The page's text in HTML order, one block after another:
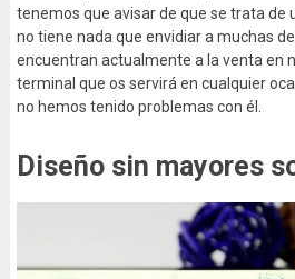
tenemos que avisar de que se trata de
no tiene nada que envidiar a muchas
encuentran actualmente a la venta en
terminal que os servirá en cualquier
no hemos tenido problemas con él.
Diseño sin mayores